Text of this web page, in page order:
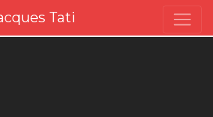
Tati